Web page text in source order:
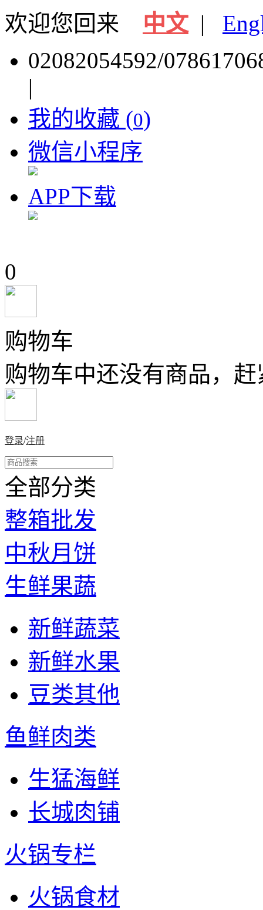
欢迎您回来 中文 |
02082054592/
|
我的收藏 (0)
微信小程序
APP下载
0
购物车
购物车中还没有商品，
登录/注册
全部分类
整箱批发
中秋月饼
生鲜果蔬
新鲜蔬菜
新鲜水果
豆类其他
鱼鲜肉类
生猛海鲜
长城肉铺
火锅专栏
火锅食材